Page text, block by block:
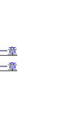
章
章